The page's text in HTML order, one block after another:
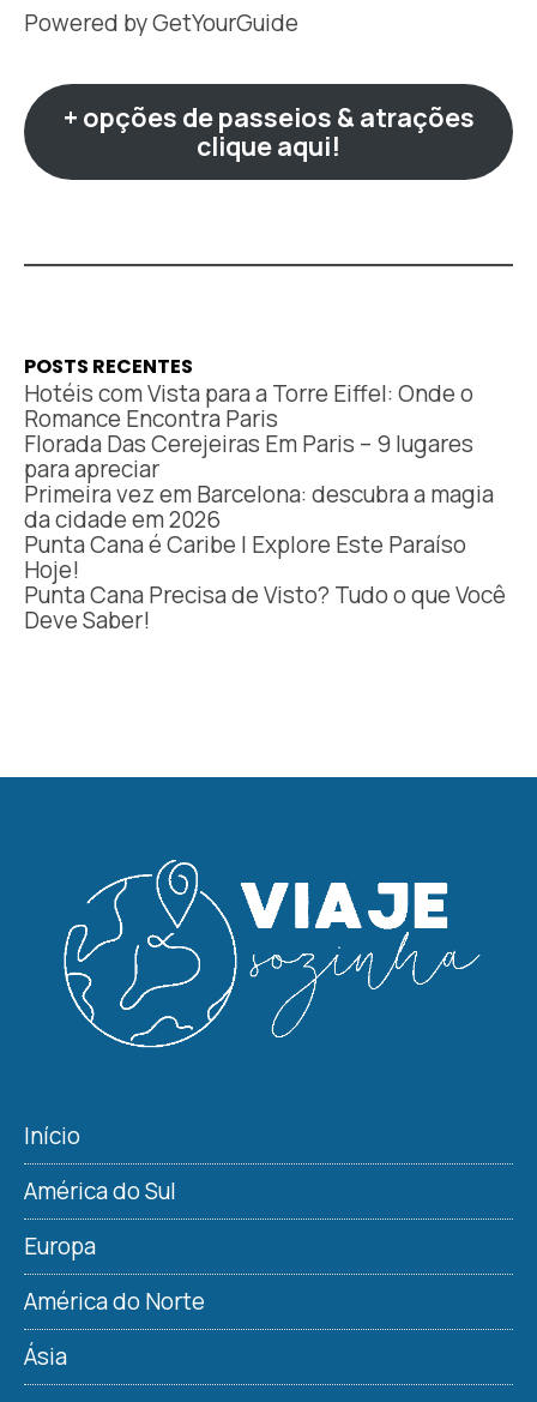
Powered byGetYourGuide
+ opções de passeios & atrações
clique aqui!
POSTS RECENTES
Hotéis com Vista para a Torre Eiffel: Onde o
Romance Encontra Paris
Florada Das Cerejeiras Em Paris – 9 lugares
para apreciar
Primeira vez em Barcelona: descubra a magia
da cidade em 2026
Punta Cana é Caribe | Explore Este Paraíso
Hoje!
Punta Cana Precisa de Visto? Tudo o que Você
Deve Saber!
Início
América do Sul
Europa
América do Norte
Ásia